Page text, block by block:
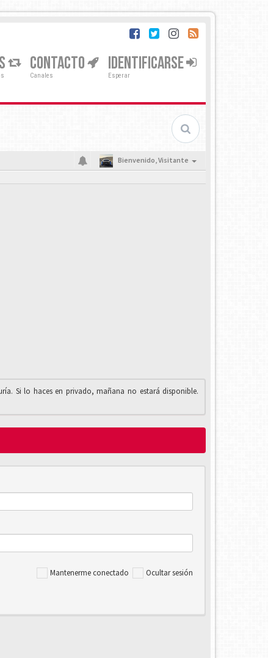
CONTACTO
Canales
IDENTIFICARSE
Esperar
Bienvenido,Visitante
Si lo haces en privado, mañana no estará disponible.
Mantenerme conectado Ocultar sesión